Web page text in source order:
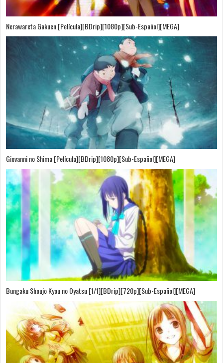
Nerawareta Gakuen [Película][BDrip][1080p][Sub-Español][MEGA]
Giovanni no Shima [Película][BDrip][1080p][Sub-Español][MEGA]
Bungaku Shoujo Kyou no Oyatsu [1/1][BDrip][720p][Sub-Español][MEGA]